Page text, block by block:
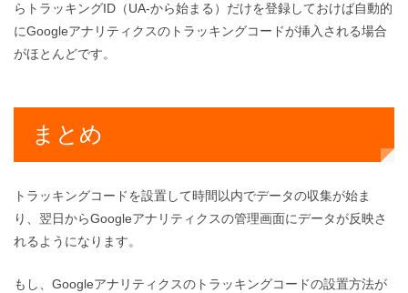
らトラッキングID（UA-から始まる）だけを登録しておけば自動的
にGoogleアナリティクスのトラッキングコードが挿入される場合
がほとんどです。
まとめ
トラッキングコードを設置して時間以内でデータの収集が始ま
り、翌日からGoogleアナリティクスの管理画面にデータが反映さ
れるようになります。
もし、Googleアナリティクスのトラッキングコードの設置方法が